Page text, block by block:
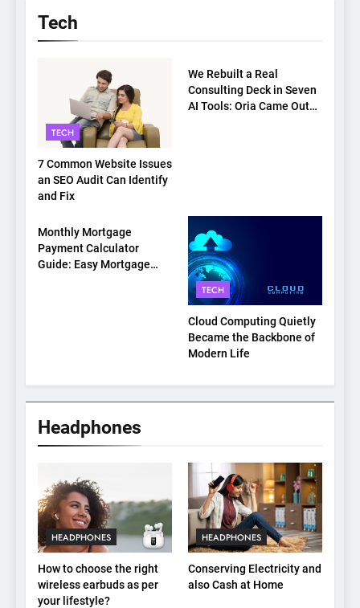
Tech
TECH
7 Common Website Issues
an SEO Audit Can Identify
and Fix
We Rebuilt a Real
Consulting Deck in Seven
AI Tools: Oria Came Out
TECH
Monthly Mortgage
Payment Calculator
Guide: Easy Mortgage
TECH
Cloud Computing Quietly
Became the Backbone of
Modern Life
Headphones
HEADPHONES
How to choose the right
wireless earbuds as per
your lifestyle?
HEADPHONES
Conserving Electricity and
also Cash at Home